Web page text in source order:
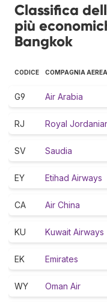
Classifica
più
Bangkok
CODICE COMPAGNIA AEREA
G9 Air Arabia
RJ Royal
SV Saudia
EY Etihad Airways
CA Air China
KU Kuwait Airways
EK Emirates
WY Oman Air